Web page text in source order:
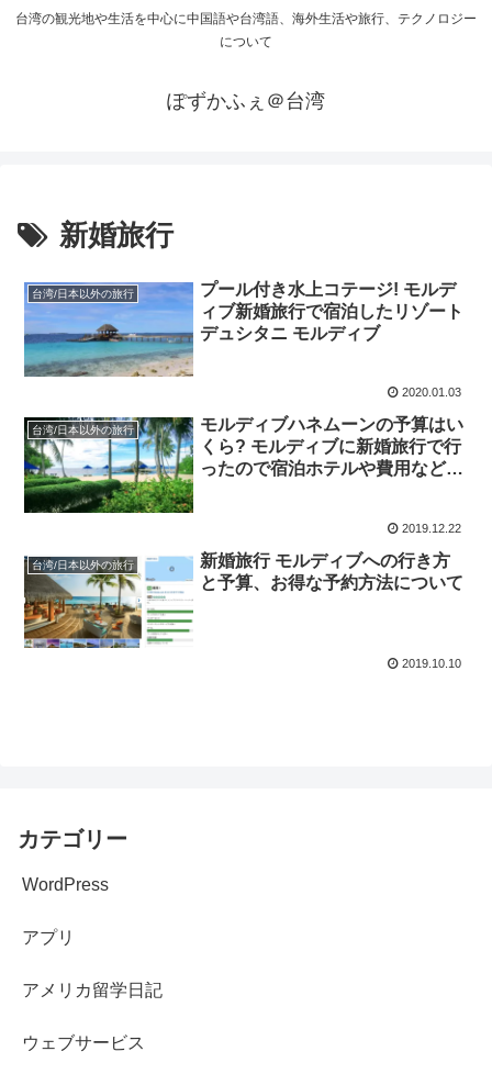
台湾の観光地や生活を中心に中国語や台湾語、海外生活や旅行、テクノロジー
について
ぽずかふぇ＠台湾
新婚旅行
台湾/日本以外の旅行
プール付き水上コテージ! モルデ
ィブ新婚旅行で宿泊したリゾート
デュシタニ モルディブ
2020.01.03
台湾/日本以外の旅行
モルディブハネムーンの予算はい
くら? モルディブに新婚旅行で行
ったので宿泊ホテルや費用など詳
2019.12.22
台湾/日本以外の旅行
新婚旅行 モルディブへの行き方
と予算、お得な予約方法について
2019.10.10
カテゴリー
WordPress
アプリ
アメリカ留学日記
ウェブサービス